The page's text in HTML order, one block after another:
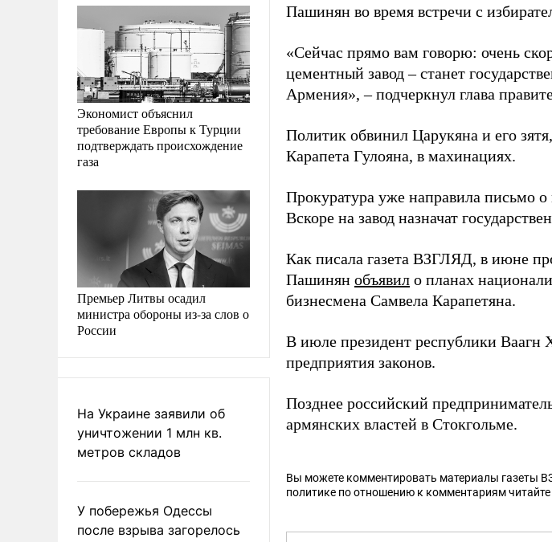
Экономист объяснил
требование Европы к Турции
подтверждать происхождение
газа
Премьер Литвы осадил
министра обороны из-за слов о
России
На Украине заявили об
уничтожении 1 млн кв.
метров складов
У побережья Одессы
после взрыва загорелось
Пашинян во время встречи с
«Сейчас прямо вам говорю: очень
цементный завод – станет
Армения», – подчеркнул глава
Политик обвинил Царукяна и его
Карапета Гулояна, в махинациях.
Прокуратура уже направила письмо
Вскоре на завод назначат
Как писала газета ВЗГЛЯД, в июне
Пашинян объявил о планах
бизнесмена Самвела Карапетяна.
В июле президент республики Ваагн
предприятия законов.
Позднее российский
армянских властей в Стокгольме.
Вы можете комментировать материалы газеты
политике по отношению к комментариям читайте